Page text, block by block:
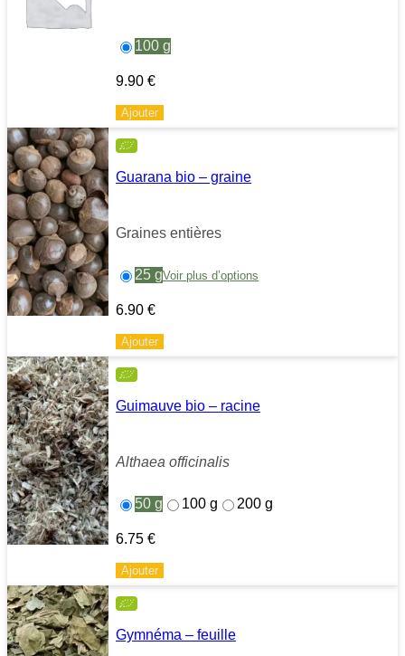
100 g
9.90 €
Ajouter
Guarana bio – graine
Graines entières
25 gVoir plus d’options
6.90 €
Ajouter
Guimauve bio – racine
Althaea officinalis
50 g 100 g 200 g
6.75 €
Ajouter
Gymnéma – feuille